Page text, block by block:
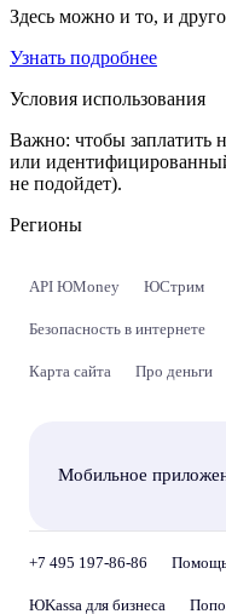
Здесь можно и то, и
Узнать подробнее
Условия использования
Важно: чтобы заплатить
или
не подойдет).
Регионы
API ЮMoney ЮСтрим
Безопасность в интернете
Карта сайта Про деньги
Мобильное
+7 495 197-86-86
ЮKassa для бизнеса